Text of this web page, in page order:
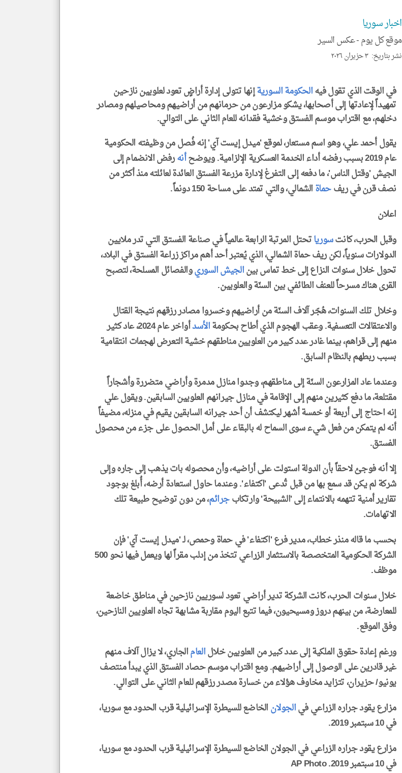
اخبار سوريا
موقع كل يوم -عكس السير
نشر بتاريخ: ٣ حزيران ٢٠٢٦
في الوقت الذي تقول فيهالحكومة السوريةإنها تتولى إدارة أراضٍ تعود لعلويين نازحين
تمهيداً لإعادتها إلى أصحابها، يشكو مزارعون من حرمانهم من أراضيهم ومحاصيلهم ومصادر
دخلهم، مع اقتراب موسم الفستق وخشية فقدانه للعام الثاني على التوالي.
يقول أحمد علي، وهو اسم مستعار، لموقع 'ميدل إيست آي' إنه فُصل من وظيفته الحكومية
عام 2019 بسبب رفضه أداء الخدمة العسكرية الإلزامية. ويوضح
أنهرفض الانضمام إلى
الجيش 'وقتل الناس'، ما دفعه إلى التفرغ لإدارة مزرعة الفستق العائدة لعائلته منذ أكثر من
نصف قرن في ريفحماةالشمالي، والتي تمتد على مساحة 150 دونماً.
اعلان
وقبل الحرب، كانتسورياتحتل المرتبة الرابعة عالمياً في صناعة الفستق التي تدر ملايين
الدولارات سنوياً، لكن ريف حماة الشمالي، الذي يُعتبر أحد أهم مراكز زراعة الفستق في البلاد،
تحول خلال سنوات النزاع إلى خط تماس بينالجيش السوريوالفصائل المسلحة، لتصبح
القرى هناك مسرحاً للعنف الطائفي بين السنّة والعلويين.
وخلال تلك السنوات، هُجّر آلاف السنّة من أراضيهم وخسروا مصادر رزقهم نتيجة القتال
والاعتقالات التعسفية. وعقب الهجوم الذي أطاح بحكومةالأسد
أواخر عام 2024، عاد كثير
منهم إلى قراهم، بينما غادر عدد كبير من العلويين مناطقهم خشية التعرض لهجمات انتقامية
بسبب ربطهم بالنظام السابق.
وعندما عاد المزارعون السنّة إلى مناطقهم، وجدوا منازل مدمرة وأراضي متضررة وأشجاراً
مقتلعة، ما دفع كثيرين منهم إلى الإقامة في منازل جيرانهم العلويين السابقين. ويقول علي
إنه احتاج إلى أربعة أو خمسة أشهر ليكتشف أن أحد جيرانه السابقين يقيم في منزله، مضيفاً
أنه لم يتمكن من فعل شيء سوى السماح له بالبقاء على أمل الحصول على جزء من محصول
الفستق.
إلا أنه فوجئ لاحقاً بأن الدولة استولت على أراضيه، وأن محصوله بات يذهب إلى جاره وإلى
شركة لم يكن قد سمع بها من قبل تُدعى 'اكتفاء'. وعندما حاول استعادة أرضه، أُبلغ بوجود
تقارير أمنية تتهمه بالانتماء إلى 'الشبيحة' وارتكابجرائم، من دون توضيح طبيعة تلك
الاتهامات.
بحسب ما قاله منذر خطاب، مدير فرع 'اكتفاء' في حماة وحمص، لـ 'ميدل إيست آي' فإن
الشركة الحكومية المتخصصة بالاستثمار الزراعي تتخذ من إدلب مقراً لها ويعمل فيها نحو 500
موظف.
خلال سنوات الحرب، كانت الشركة تدير أراضي تعود لسوريين نازحين في مناطق خاضعة
للمعارضة، من بينهم دروز ومسيحيون، فيما تتبع اليوم مقاربة مشابهة تجاه العلويين النازحين،
وفق الموقع.
ورغم إعادة حقوق الملكية إلى عدد كبير من العلويين خلالالعامالجاري، لا يزال آلاف منهم
غير قادرين على الوصول إلى أراضيهم. ومع اقتراب موسم حصاد الفستق الذي يبدأ منتصف
يونيو/ حزيران، تتزايد مخاوف هؤلاء من خسارة مصدر رزقهم للعام الثاني على التوالي.
مزارع يقود جراره الزراعي فيالجولانالخاضع للسيطرة الإسرائيلية قرب الحدود مع سوريا،
في 10 سبتمبر 2019.
مزارع يقود جراره الزراعي في الجولان الخاضع للسيطرة الإسرائيلية قرب الحدود مع سوريا،
في 10 سبتمبر 2019. AP Photo